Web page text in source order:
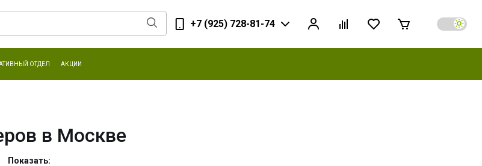
+7 (925) 728-81-74
ОТДЕЛ АКЦИИ
в Москве
Показать: